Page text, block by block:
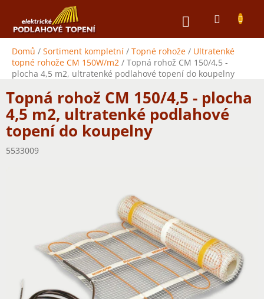
obsah
NÁKUPNÍ
Domů / Sortiment kompletní / Topné rohože / Ultratenké
topné rohože CM 150W/m2 / Topná rohož CM 150/4,5 -
plocha 4,5 m2, ultratenké podlahové topení do koupelny
Topná rohož CM 150/4,5 - plocha
4,5 m2, ultratenké podlahové
topení do koupelny
5533009